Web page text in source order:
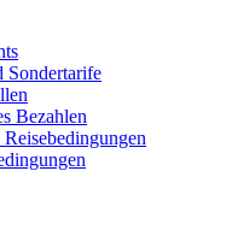
Sondertarife
Bezahlen